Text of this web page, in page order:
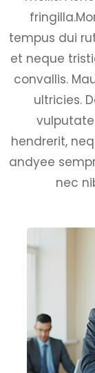
tempus dui
et neque
convallis.
ultricies.
hendrerit,
andyee
nec